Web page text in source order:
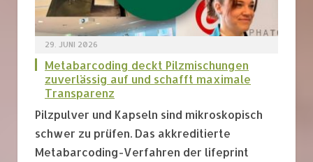
29. JUNI 2026
Metabarcoding deckt Pilzmischungen
zuverlässig auf und schafft maximale
Transparenz
Pilzpulver und Kapseln sind mikroskopisch
schwer zu prüfen. Das akkreditierte
Metabarcoding-Verfahren der lifeprint